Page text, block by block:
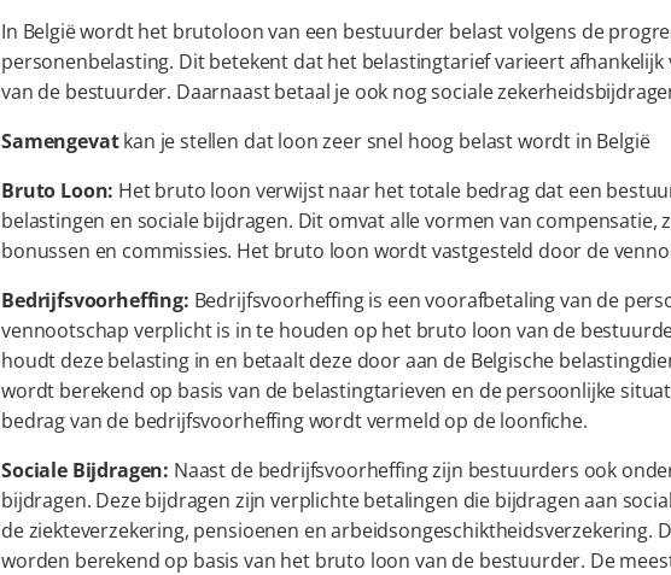
In België wordt het brutoloon van een bestuurder belast volgens de
personenbelasting. Dit betekent dat het belastingtarief varieert
van de bestuurder. Daarnaast betaal je ook nog sociale
Samengevat kan je stellen dat loon zeer snel hoog belast wordt in België
Bruto Loon: Het bruto loon verwijst naar het totale bedrag dat een
belastingen en sociale bijdragen. Dit omvat alle vormen van compensatie,
bonussen en commissies. Het bruto loon wordt vastgesteld door de
Bedrijfsvoorheffing: Bedrijfsvoorheffing is een voorafbetaling van de
vennootschap verplicht is in te houden op het bruto loon van de
houdt deze belasting in en betaalt deze door aan de Belgische
wordt berekend op basis van de belastingtarieven en de persoonlijke
bedrag van de bedrijfsvoorheffing wordt vermeld op de loonfiche.
Sociale Bijdragen: Naast de bedrijfsvoorheffing zijn bestuurders ook
bijdragen. Deze bijdragen zijn verplichte betalingen die bijdragen aan
de ziekteverzekering, pensioenen en arbeidsongeschiktheidsverzekering.
worden berekend op basis van het bruto loon van de bestuurder. De